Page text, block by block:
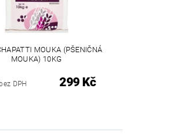
MOUKA (PŠENIČNÁ
MOUKA) 10KG
DPH 299 Kč